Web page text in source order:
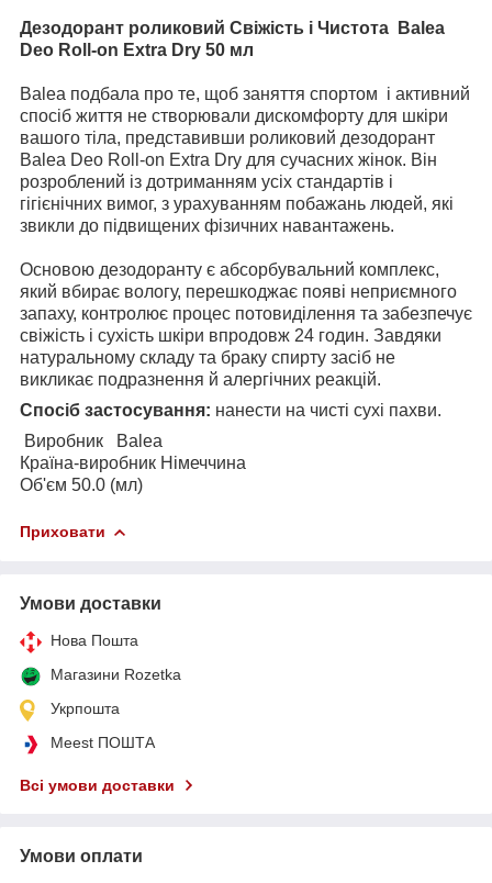
Дезодорант роликовий Свіжість і Чистота Balea
Deo Roll-on Extra Dry 50 мл
Balea подбала про те, щоб заняття спортом і активний
спосіб життя не створювали дискомфорту для шкіри
вашого тіла, представивши роликовий дезодорант
Balea Deo Roll-on Extra Dry для сучасних жінок. Він
розроблений із дотриманням усіх стандартів і
гігієнічних вимог, з урахуванням побажань людей, які
звикли до підвищених фізичних навантажень.
Основою дезодоранту є абсорбувальний комплекс,
який вбирає вологу, перешкоджає появі неприємного
запаху, контролює процес потовиділення та забезпечує
свіжість і сухість шкіри впродовж 24 годин. Завдяки
натуральному складу та браку спирту засіб не
викликає подразнення й алергічних реакцій.
Спосіб застосування: нанести на чисті сухі пахви.
Виробник
Balea
Країна-виробник Німеччина
Об'єм 50.0 (мл)
Приховати
Умови доставки
Нова Пошта
Магазини Rozetka
Укрпошта
Meest ПОШТА
Всі умови доставки
Умови оплати